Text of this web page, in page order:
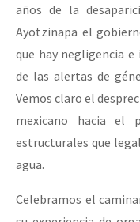
años de la
Ayotzinapa el
que hay negligencia
de las alertas de
Vemos claro el
mexicano hacia el
estructurales que
agua.
Celebramos el